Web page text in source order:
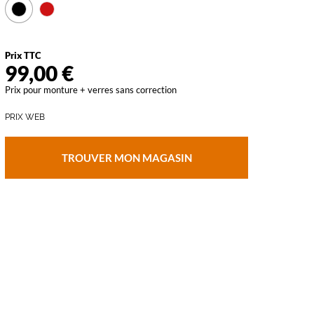
Prix TTC
99,00 €
Prix pour monture + verres sans correction
PRIX WEB
TROUVER MON MAGASIN